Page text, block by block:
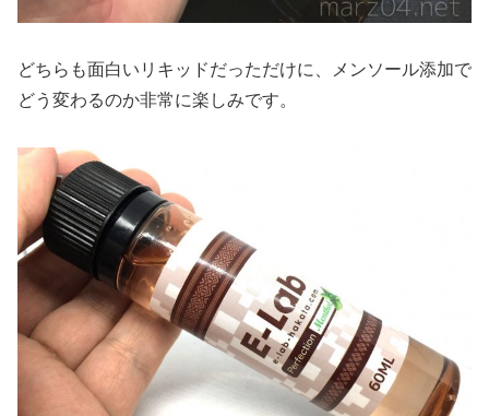
どちらも面白いリキッドだっただけに、メンソール添加で
どう変わるのか非常に楽しみです。